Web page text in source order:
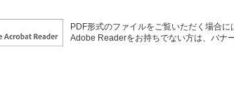
PDF形式のファイルをご覧いただく場合
Adobe Readerをお持ちでない方は、バナ